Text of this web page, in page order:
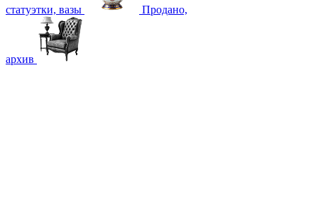
статуэтки, вазы Продано,
архив